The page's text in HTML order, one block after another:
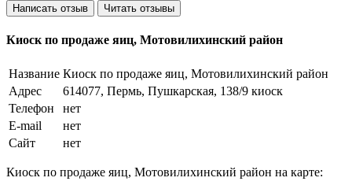
Написать отзыв Читать отзывы
Киоск по продаже яиц, Мотовилихинский район
Название Киоск по продаже яиц, Мотовилихинский район
Адрес
614077, Пермь, Пушкарская, 138/9 киоск
Телефон
нет
E-mail
нет
Сайт
нет
Киоск по продаже яиц, Мотовилихинский район на карте: